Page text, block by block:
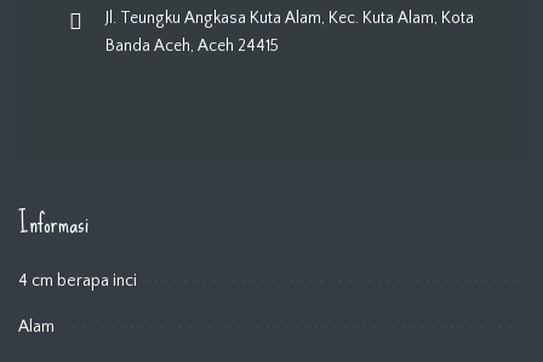
Jl. Teungku Angkasa Kuta Alam, Kec. Kuta Alam, Kota
Banda Aceh, Aceh 24415
Informasi
4 cm berapa inci
Alam